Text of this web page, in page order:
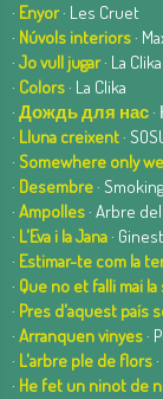
· Enyor· Les Cruet
· Núvols interiors·
· Jo vull jugar· La Clika
· Colors· La Clika
· Дождь для нас
· Lluna creixent·
· Somewhere only
· Desembre·
· Ampolles· Arbre
· L'Eva i la Jana·
· Estimar-te com la
· Que no et falli mai
· Pres d'aquest país
· Arranquen vinyes·
· L'arbre ple de flors
· He fet un ninot de